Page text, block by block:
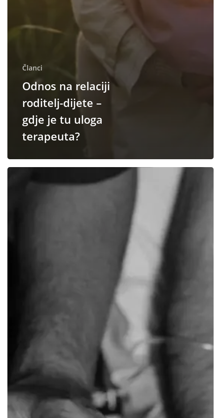
Članci
Odnos na relaciji
roditelj-dijete –
gdje je tu uloga
terapeuta?